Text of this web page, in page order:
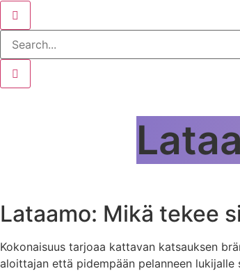
Search
Lataamo: Mikä tekee
Kokonaisuus tarjoaa kattavan katsauksen
aloittajan että pidempään pelanneen